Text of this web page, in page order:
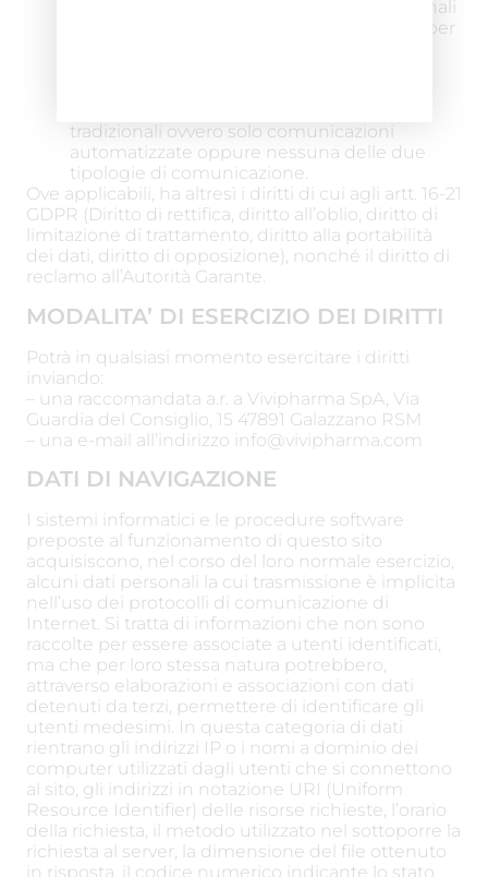
automatizzate si estende a quelle tradizionali
e che comunque resta salva la possibilità per
tradizionali ovvero solo comunicazioni
automatizzate oppure nessuna delle due
tipologie di comunicazione.
Ove applicabili, ha altresì i diritti di cui agli artt. 16-21
GDPR (Diritto di rettifica, diritto all’oblio, diritto di
limitazione di trattamento, diritto alla portabilità
dei dati, diritto di opposizione), nonché il diritto di
reclamo all’Autorità Garante.
MODALITA’ DI ESERCIZIO DEI DIRITTI
Potrà in qualsiasi momento esercitare i diritti
inviando:
– una raccomandata a.r. a Vivipharma SpA, Via
Guardia del Consiglio, 15 47891 Galazzano RSM
– una e-mail all’indirizzo info@vivipharma.com
DATI DI NAVIGAZIONE
I sistemi informatici e le procedure software
preposte al funzionamento di questo sito
acquisiscono, nel corso del loro normale esercizio,
alcuni dati personali la cui trasmissione è implicita
nell’uso dei protocolli di comunicazione di
Internet. Si tratta di informazioni che non sono
raccolte per essere associate a utenti identificati,
ma che per loro stessa natura potrebbero,
attraverso elaborazioni e associazioni con dati
detenuti da terzi, permettere di identificare gli
utenti medesimi. In questa categoria di dati
rientrano gli indirizzi IP o i nomi a dominio dei
computer utilizzati dagli utenti che si connettono
al sito, gli indirizzi in notazione URI (Uniform
Resource Identifier) delle risorse richieste, l’orario
della richiesta, il metodo utilizzato nel sottoporre la
richiesta al server, la dimensione del file ottenuto
in risposta, il codice numerico indicante lo stato